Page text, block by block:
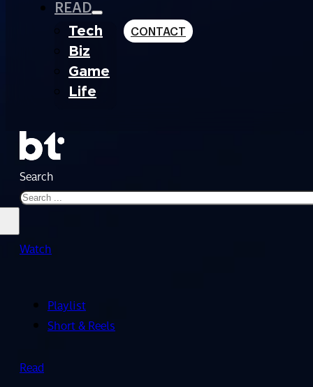
READ
Tech
Biz
Game
Life
CONTACT
Search
Watch
Playlist
Short & Reels
Read